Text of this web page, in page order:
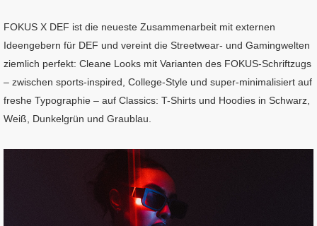
FOKUS X DEF ist die neueste Zusammenarbeit mit externen
Ideengebern für DEF und vereint die Streetwear- und Gamingwelten
ziemlich perfekt: Cleane Looks mit Varianten des FOKUS-Schriftzugs
– zwischen sports-inspired, College-Style und super-minimalisiert auf
freshe Typographie – auf Classics: T-Shirts und Hoodies in Schwarz,
Weiß, Dunkelgrün und Graublau.